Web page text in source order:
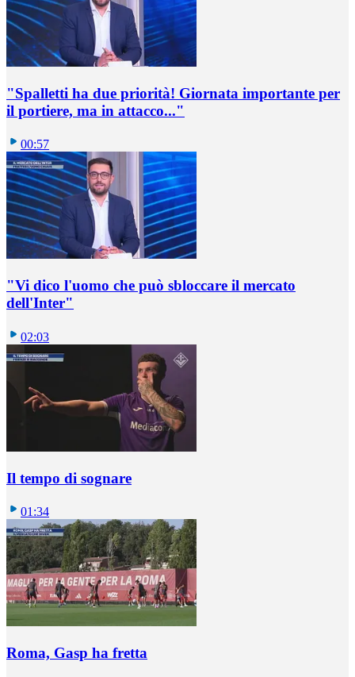
"Spalletti ha due priorità! Giornata importante per
il portiere, ma in attacco..."
00:57
"Vi dico l'uomo che può sbloccare il mercato
dell'Inter"
02:03
Il tempo di sognare
01:34
Roma, Gasp ha fretta